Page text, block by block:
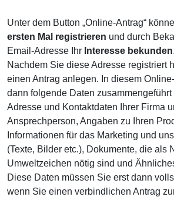
Unter dem Button „Online-Antrag“
ersten Mal registrieren und durch
Email-Adresse Ihr Interesse bekunden.
Nachdem Sie diese Adresse registriert
einen Antrag anlegen. In diesem
dann folgende Daten zusammengeführt
Adresse und Kontaktdaten Ihrer Firma
Ansprechperson, Angaben zu Ihren
Informationen für das Marketing und
(Texte, Bilder etc.), Dokumente, die als
Umweltzeichen nötig sind und
Diese Daten müssen Sie erst dann
wenn Sie einen verbindlichen Antrag